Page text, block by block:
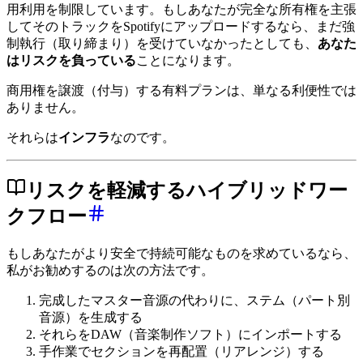
用利用を制限しています。もしあなたが完全な所有権を主張
してそのトラックをSpotifyにアップロードするなら、まだ強
制執行（取り締まり）を受けていなかったとしても、 あなた
はリスクを負っていることになります。
商用権を譲渡（付与）する有料プランは、単なる利便性では
ありません。
それらはインフラなのです。
リスクを軽減するハイブリッドワー
クフロー
もしあなたがより安全で持続可能なものを求めているなら、
私がお勧めするのは次の方法です。
完成したマスター音源の代わりに、ステム（パート別
音源）を生成する
それらをDAW（音楽制作ソフト）にインポートする
手作業でセクションを再配置（リアレンジ）する